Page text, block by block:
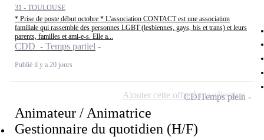
31 - TOULOUSE
* Prise de poste début octobre * L'association CONTACT est une association
familiale qui rassemble des personnes LGBT (lesbiennes, gays, bis et trans) et leurs
parents, familles et ami-e-s. Elle a...
CDD - Temps partiel
Publié il y a 20 jours
Animateur / Animatrice
Gestionnaire du quotidien (H/F)
CDITemps plein
Ajouter cette offre à ma sélection